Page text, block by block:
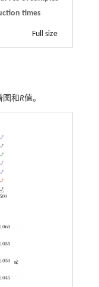
times
Full size
图和R值。